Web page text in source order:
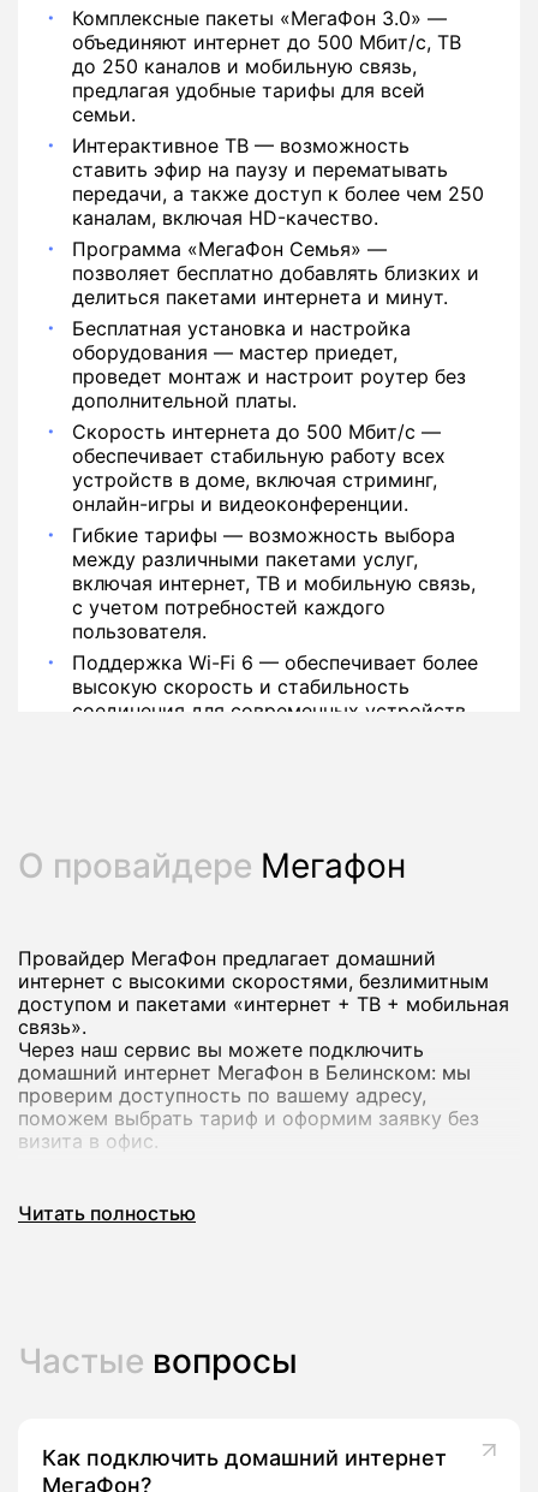
Комплексные пакеты «МегаФон 3.0» —
объединяют интернет до 500 Мбит/с, ТВ
до 250 каналов и мобильную связь,
предлагая удобные тарифы для всей
семьи.
Интерактивное ТВ — возможность
ставить эфир на паузу и перематывать
передачи, а также доступ к более чем 250
каналам, включая HD-качество.
Программа «МегаФон Семья» —
позволяет бесплатно добавлять близких и
делиться пакетами интернета и минут.
Бесплатная установка и настройка
оборудования — мастер приедет,
проведет монтаж и настроит роутер без
дополнительной платы.
Скорость интернета до 500 Мбит/с —
обеспечивает стабильную работу всех
устройств в доме, включая стриминг,
онлайн-игры и видеоконференции.
Гибкие тарифы — возможность выбора
между различными пакетами услуг,
включая интернет, ТВ и мобильную связь,
с учетом потребностей каждого
пользователя.
Поддержка Wi-Fi 6 — обеспечивает более
высокую скорость и стабильность
соединения для современных устройств.
О провайдере Мегафон
Провайдер МегаФон предлагает домашний
интернет с высокими скоростями, безлимитным
доступом и пакетами «интернет + ТВ + мобильная
связь».
Через наш сервис вы можете подключить
домашний интернет МегаФон в Белинском: мы
проверим доступность по вашему адресу,
поможем выбрать тариф и оформим заявку без
визита в офис.
Почему стоит подключить домашний
высоком качестве на нескольких устройствах
комплексные предложения с ТВ‑каналами и
пакетами мобильной связи.
Читать полностью
Частые вопросы
Как подключить домашний интернет
МегаФон?